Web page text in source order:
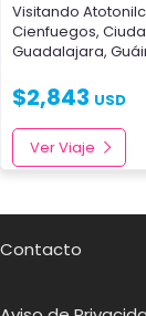
Visitando
Cienfuegos,
Guadalajara,
$2,843 USD
Ver Viaje
Contacto